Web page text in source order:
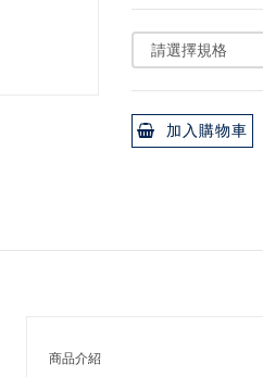
加入購物車
商品介紹